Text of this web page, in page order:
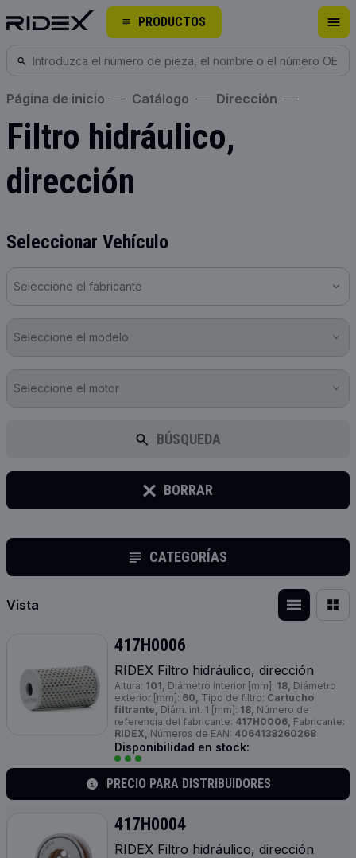
PRODUCTOS
Página de inicio Catálogo Dirección
Filtro hidráulico,
dirección
Seleccionar Vehículo
Seleccione el fabricante
Seleccione el modelo
Seleccione el motor
BÚSQUEDA
BORRAR
CATEGORÍAS
Vista
417H0006
RIDEX Filtro hidráulico, dirección
Altura: 101, Diámetro interior [mm]: 18, Diámetro
exterior [mm]: 60, Tipo de filtro: Cartucho
filtrante, Diám. int. 1 [mm]: 18, Número de
referencia del fabricante: 417H0006, Fabricante:
RIDEX, Números de EAN: 4064138260268
Disponibilidad en stock:
PRECIO PARA DISTRIBUIDORES
417H0004
RIDEX Filtro hidráulico, dirección